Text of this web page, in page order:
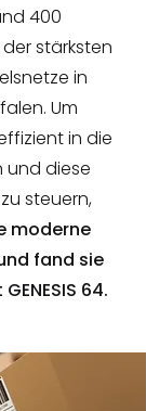
400
stärksten
in
Um
in die
und diese
steuern,
moderne
fand sie
64.